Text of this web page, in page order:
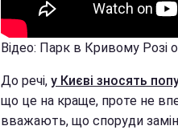
Відео: Парк в Кривому Розі
До речі, у Києві зносять
що це на краще, проте не
вважають, що споруди